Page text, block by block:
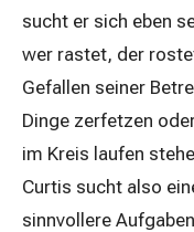
sucht er sich eben
wer rastet, der
Gefallen seiner
Dinge zerfetzen
im Kreis laufen
Curtis sucht also
sinnvollere